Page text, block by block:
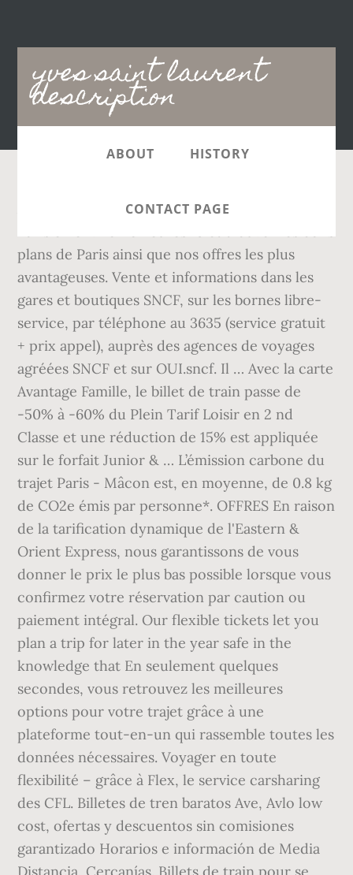
yves saint laurent
description
Main
navigation
ABOUT HISTORY
CONTACT PAGE
Avec OUI.sncf, allez en train de Toulouse à
plans de Paris ainsi que nos offres les plus
avantageuses. Vente et informations dans les
gares et boutiques SNCF, sur les bornes libre-
service, par téléphone au 3635 (service gratuit
+ prix appel), auprès des agences de voyages
agréées SNCF et sur OUI.sncf. Il … Avec la carte
Avantage Famille, le billet de train passe de
-50% à -60% du Plein Tarif Loisir en 2 nd
Classe et une réduction de 15% est appliquée
sur le forfait Junior & … L’émission carbone du
trajet Paris - Mâcon est, en moyenne, de 0.8 kg
de CO2e émis par personne*. OFFRES En raison
de la tarification dynamique de l'Eastern &
Orient Express, nous garantissons de vous
donner le prix le plus bas possible lorsque vous
confirmez votre réservation par caution ou
paiement intégral. Our flexible tickets let you
plan a trip for later in the year safe in the
knowledge that En seulement quelques
secondes, vous retrouvez les meilleures
options pour votre trajet grâce à une
plateforme tout-en-un qui rassemble toutes les
données nécessaires. Voyager en toute
flexibilité – grâce à Flex, le service carsharing
des CFL. Billetes de tren baratos Ave, Avlo low
cost, ofertas y descuentos sin comisiones
garantizado Horarios e información de Media